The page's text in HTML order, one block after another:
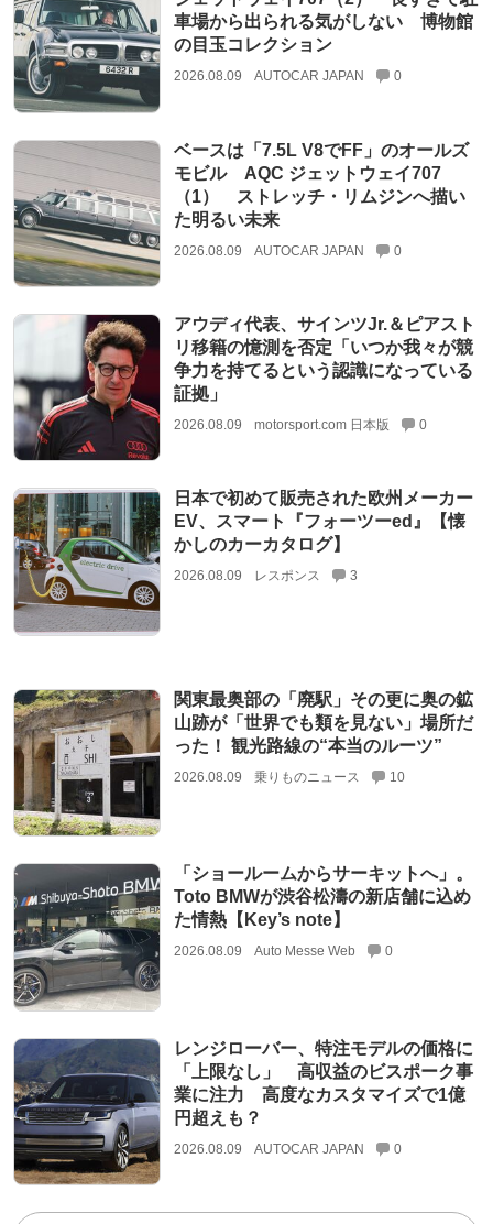
車場から出られる気がしない 博物館
の目玉コレクション
2026.08.09 AUTOCAR JAPAN 0
ベースは「7.5L V8でFF」のオールズ
モビル AQC ジェットウェイ707
（1） ストレッチ・リムジンへ描い
た明るい未来
2026.08.09 AUTOCAR JAPAN 0
アウディ代表、サインツJr.＆ピアスト
リ移籍の憶測を否定「いつか我々が競
争力を持てるという認識になっている
証拠」
2026.08.09 motorsport.com 日本版 0
日本で初めて販売された欧州メーカー
EV、スマート『フォーツーed』【懐
かしのカーカタログ】
2026.08.09 レスポンス 3
関東最奥部の「廃駅」その更に奥の鉱
山跡が「世界でも類を見ない」場所だ
った！ 観光路線の“本当のルーツ”
2026.08.09 乗りものニュース 10
「ショールームからサーキットへ」。
Toto BMWが渋谷松濤の新店舗に込め
た情熱【Key’s note】
2026.08.09 Auto Messe Web 0
レンジローバー、特注モデルの価格に
「上限なし」 高収益のビスポーク事
業に注力 高度なカスタマイズで1億
円超えも？
2026.08.09 AUTOCAR JAPAN 0